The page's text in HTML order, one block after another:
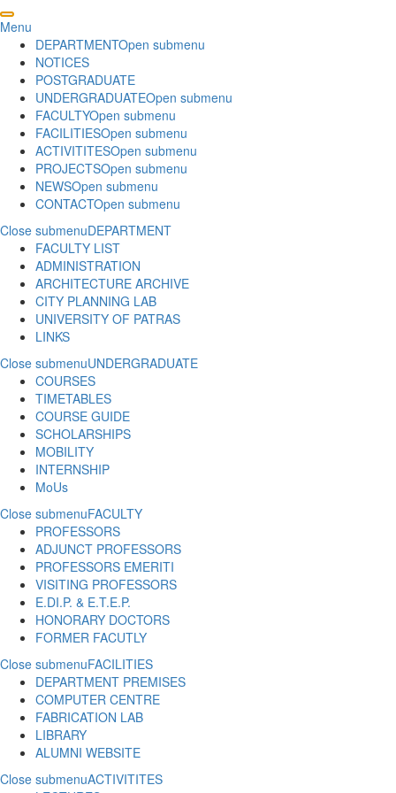
Menu
DEPARTMENTOpen submenu
NOTICES
POSTGRADUATE
UNDERGRADUATEOpen submenu
FACULTYOpen submenu
FACILITIESOpen submenu
ACTIVITITESOpen submenu
PROJECTSOpen submenu
NEWSOpen submenu
CONTACTOpen submenu
Close submenuDEPARTMENT
FACULTY LIST
ADMINISTRATION
ARCHITECTURE ARCHIVE
CITY PLANNING LAB
UNIVERSITY OF PATRAS
LINKS
Close submenuUNDERGRADUATE
COURSES
TIMETABLES
COURSE GUIDE
SCHOLARSHIPS
MOBILITY
INTERNSHIP
MoUs
Close submenuFACULTY
PROFESSORS
ADJUNCT PROFESSORS
PROFESSORS EMERITI
VISITING PROFESSORS
E.DI.P. & E.T.E.P.
HONORARY DOCTORS
FORMER FACUTLY
Close submenuFACILITIES
DEPARTMENT PREMISES
COMPUTER CENTRE
FABRICATION LAB
LIBRARY
ALUMNI WEBSITE
Close submenuACTIVITITES